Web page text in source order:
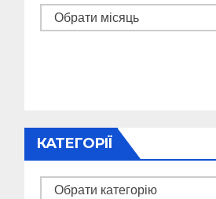
Архіви
КАТЕГОРІЇ
Категорії